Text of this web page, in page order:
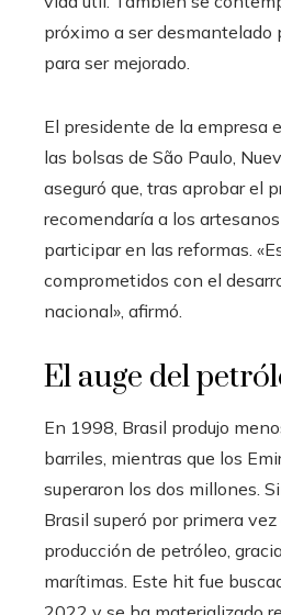
próximo a ser
para ser mejorado.
El presidente de la empresa
las bolsas de São Paulo,
aseguró que, tras aprobar el
recomendaría a los
participar en las reformas.
comprometidos con el
nacional», afirmó.
El auge del
En 1998, Brasil produjo
barriles, mientras que los
superaron los dos millones.
Brasil superó por primera
producción de petróleo,
marítimas. Este hit fue